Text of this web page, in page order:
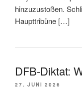
hinzuzustoßen.
Haupttribüne […]
DFB-Diktat:
27. JUNI 2026